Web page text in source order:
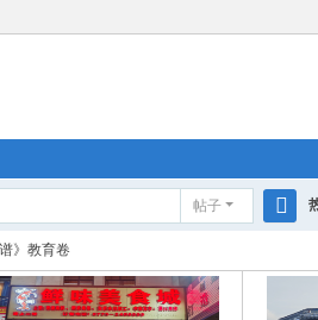
帖子
索
谱》教育卷